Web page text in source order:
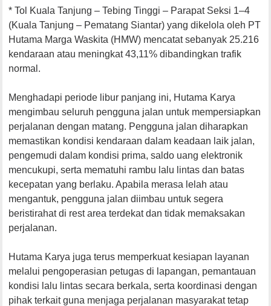
* Tol Kuala Tanjung – Tebing Tinggi – Parapat Seksi 1–4
(Kuala Tanjung – Pematang Siantar) yang dikelola oleh PT
Hutama Marga Waskita (HMW) mencatat sebanyak 25.216
kendaraan atau meningkat 43,11% dibandingkan trafik
normal.
Menghadapi periode libur panjang ini, Hutama Karya
mengimbau seluruh pengguna jalan untuk mempersiapkan
perjalanan dengan matang. Pengguna jalan diharapkan
memastikan kondisi kendaraan dalam keadaan laik jalan,
pengemudi dalam kondisi prima, saldo uang elektronik
mencukupi, serta mematuhi rambu lalu lintas dan batas
kecepatan yang berlaku. Apabila merasa lelah atau
mengantuk, pengguna jalan diimbau untuk segera
beristirahat di rest area terdekat dan tidak memaksakan
perjalanan.
Hutama Karya juga terus memperkuat kesiapan layanan
melalui pengoperasian petugas di lapangan, pemantauan
kondisi lalu lintas secara berkala, serta koordinasi dengan
pihak terkait guna menjaga perjalanan masyarakat tetap